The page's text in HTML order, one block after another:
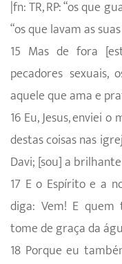
|fn: TR, RP: “os que
“os que lavam as
15 Mas de fora
pecadores sexuais,
aquele que ama e
16 Eu, Jesus, enviei
destas coisas nas
Davi; [sou] a
17 E o Espírito e a
diga: Vem! E quem
tome de graça da
18 Porque eu